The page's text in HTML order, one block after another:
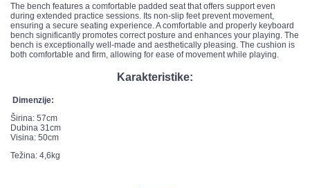
The bench features a comfortable padded seat that offers support even
during extended practice sessions. Its non-slip feet prevent movement,
ensuring a secure seating experience. A comfortable and properly keyboard
bench significantly promotes correct posture and enhances your playing. The
bench is exceptionally well-made and aesthetically pleasing. The cushion is
both comfortable and firm, allowing for ease of movement while playing.
Karakteristike:
Dimenzije:
Širina: 57cm
Dubina 31cm
Visina: 50cm
Težina: 4,6kg